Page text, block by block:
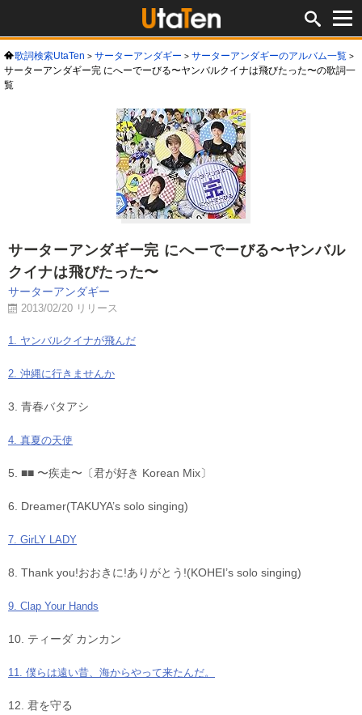
歌詞検索UtaTen サーターアンダギー
サーターアンダギーのアルバム一覧
サーターアンダギー完 にへーでーびる〜ヤンバルクイナは飛びたった〜の歌詞一
覧
サーターアンダギー完 にへーでーびる〜ヤンバル
クイナは飛びたった〜
サーターアンダギー
2013/02/20 リリース
1. ヤンバルクイナが飛んだ
2. 沖縄に行きませんか
3. 青春バタアシ
4. 真夏の天使
5. ■■ 〜疾走〜〔君が好き Korean Mix〕
6. Dreamer(TAKUYA’s solo singing)
7. GirLY LADY
8. Thank you!おおきに!ありがとう!(KOHEI’s solo singing)
9. Clap Your Hands
10. ティーダ カンカン
11. 僕らは遠い昔、海からやって来たんだ。
12. 君を守る